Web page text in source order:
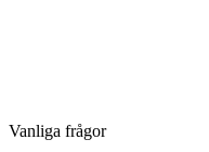
Vanliga frågor